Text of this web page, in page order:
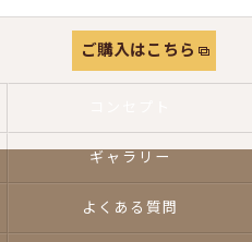
ご購入はこちら
ギャラリー
よくある質問